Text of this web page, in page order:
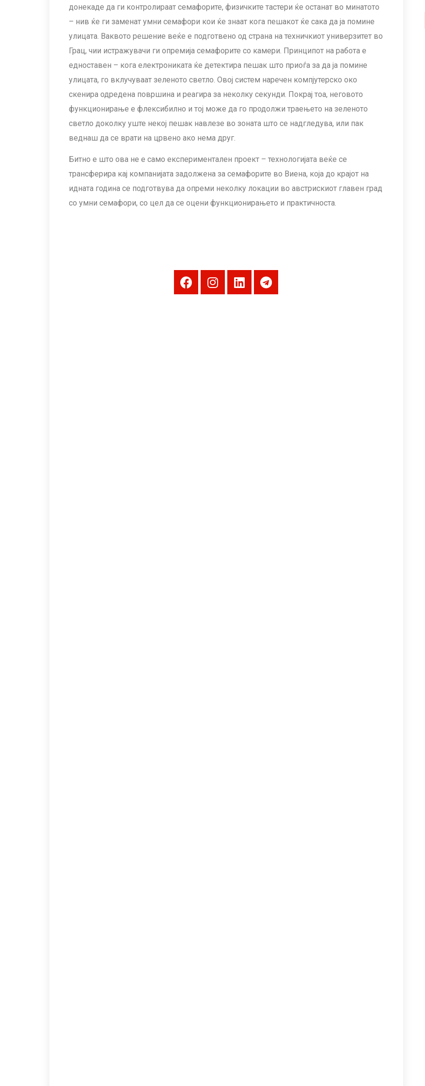
донекаде да ги контролираат семафорите, физичките тастери ќе останат во минатото
– нив ќе ги заменат умни семафори кои ќе знаат кога пешакот ќе сака да ја помине
улицата. Ваквото решение веќе е подготвено од страна на техничкиот универзитет во
Грац, чии истражувачи ги опремија семафорите со камери. Принципот на работа е
едноставен – кога електрониката ќе детектира пешак што приоѓа за да ја помине
улицата, го вклучуваат зеленото светло. Овој систем наречен компјутерско око
скенира одредена површина и реагира за неколку секунди. Покрај тоа, неговото
функционирање е флексибилно и тој може да го продолжи траењето на зеленото
светло доколку уште некој пешак навлезе во зоната што се надгледува, или пак
веднаш да се врати на црвено ако нема друг.
Битно е што ова не е само експериментален проект – технологијата веќе се
трансферира кај компанијата задолжена за семафорите во Виена, која до крајот на
идната година се подготвува да опреми неколку локации во австрискиот главен град
со умни семафори, со цел да се оцени функционирањето и практичноста.